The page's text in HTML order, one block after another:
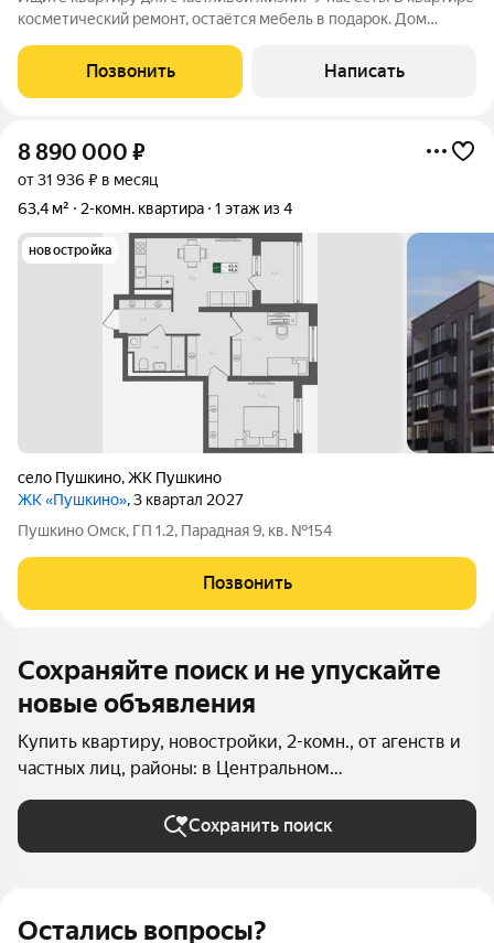
Остались вопросы?
косметический ремонт, остаётся мебель в подарок. Дом
детская площадка. Район удобный для проживания. Рядом с
домом расположены
Позвонить Написать
8 890 000 ₽
от 31 936 ₽ в месяц
63,4 м²
2-комн. квартира 1 этаж из 4
новостройка
село Пушкино,ЖК Пушкино
ЖК «Пушкино», 3 квартал 2027
Пушкино Омск, ГП 1.2, Парадная 9, кв. №154
Позвонить
Сохраняйте поиск и не упускайте
новые объявления
Купить квартиру, новостройки, 2-комн., от агенств и
частных лиц, районы: в Центральном
административном округе (Омск) в Омске
Сохранить поиск